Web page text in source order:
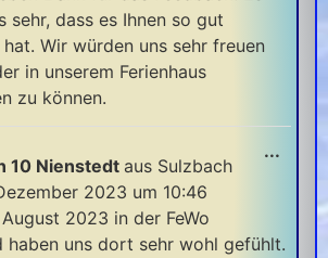
sehr, dass es Ihnen so gut
Wir würden uns sehr freuen
in unserem Ferienhaus
zu können.
10 Nienstedt aus Sulzbach
2023 um 10:46
2023 in der FeWo
haben uns dort sehr wohl gefühlt.
...